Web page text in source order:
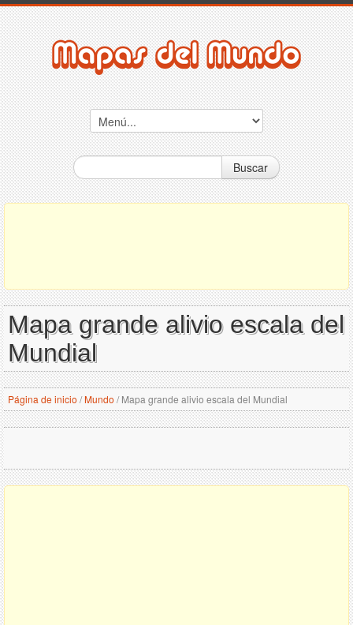
Buscar
Mapa grande alivio escala del
Mundial
Página de inicio /Mundo /Mapa grande alivio escala del Mundial